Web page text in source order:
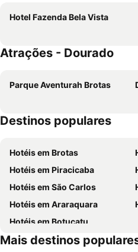
Hotel Fazenda Bela Vista
Atrações - Dourado
Parque Aventurah Brotas
Destinos populares
Hotéis em Brotas
Hotéis em Piracicaba
Hotéis em São Carlos
Hotéis em Araraquara
Hotéis em Botucatu
Mais destinos